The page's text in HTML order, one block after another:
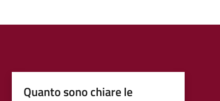
Quanto sono chiare le